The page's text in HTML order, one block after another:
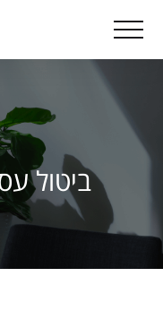
ביטול